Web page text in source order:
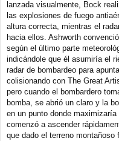
lanzada visualmente, Bock
las explosiones de fuego
altura correcta, mientras el
hacia ellos. Ashworth
según el último parte
indicándole que él asumiría el
radar de bombardeo para
colisionando con The Great
pero cuando el bombardero
bomba, se abrió un claro y la
en un punto donde
comenzó a ascender
que dado el terreno